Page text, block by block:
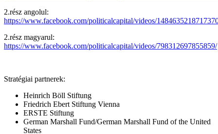
2.rész angolul:
https://www.facebook.com/politicalcapital/videos/
2.rész magyarul:
https://www.facebook.com/politicalcapital/videos/798312697855859/
Stratégiai partnerek:
Heinrich Böll Stiftung
Friedrich Ebert Stiftung Vienna
ERSTE Stiftung
German Marshall Fund/German Marshall Fund of the United
States